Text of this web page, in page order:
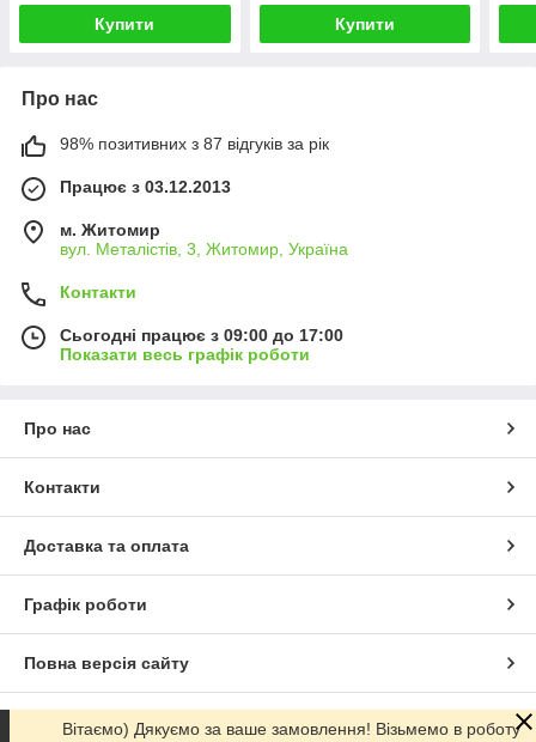
Купити Купити
Про нас
98% позитивних з 87 відгуків за рік
Працює з 03.12.2013
м. Житомир
вул. Металістів, 3, Житомир, Україна
Контакти
Сьогодні працює з 09:00 до 17:00
Показати весь графік роботи
Про нас
Контакти
Доставка та оплата
Графік роботи
Повна версія сайту
Сайт створено на маркетплейсі
Вітаємо) Дякуємо за ваше замовлення! Візьмемо в роботу